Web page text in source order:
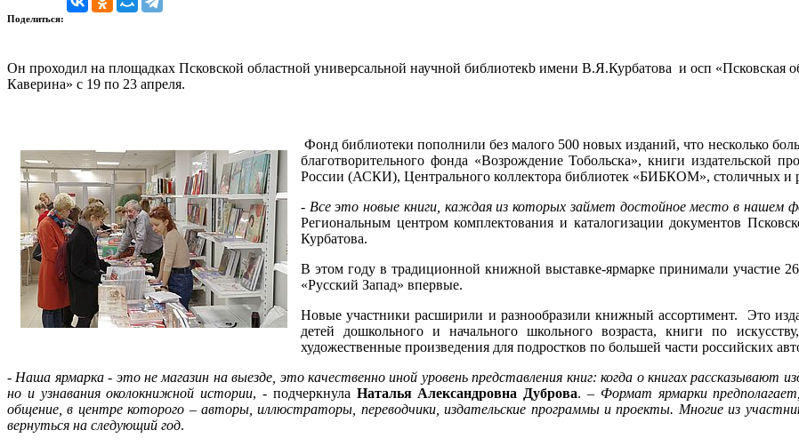
Поделиться:
Он проходил на площадках Псковской областной универсальной научной библиотекb имени В.Я.Курбатова и осп «Псковская
Каверина» с 19 по 23 апреля.
Фонд библиотеки пополнили без малого 500 новых изданий, что несколько
благотворительного фонда «Возрождение Тобольска», книги издательской
России (АСКИ), Центрального коллектора библиотек «БИБКОМ», столичных и
- Все это новые книги, каждая из которых займет достойное место в нашем
Региональным центром комплектования и каталогизации документов
Курбатова.
В этом году в традиционной книжной выставке-ярмарке принимали участие
«Русский Запад» впервые.
Новые участники расширили и разнообразили книжный ассортимент. Это
детей дошкольного и начального школьного возраста, книги по
художественные произведения для подростков по большей части российских
- Наша ярмарка - это не магазин на выезде, это качественно иной уровень представления книг: когда о книгах рассказывают
но иузнавания околокнижной истории, - подчеркнула Наталья Александровна Дуброва. – Формат ярмарки
общение, в центре которого – авторы, иллюстраторы, переводчики, издательские программы и проекты. Многие из
вернуться на следующий год.